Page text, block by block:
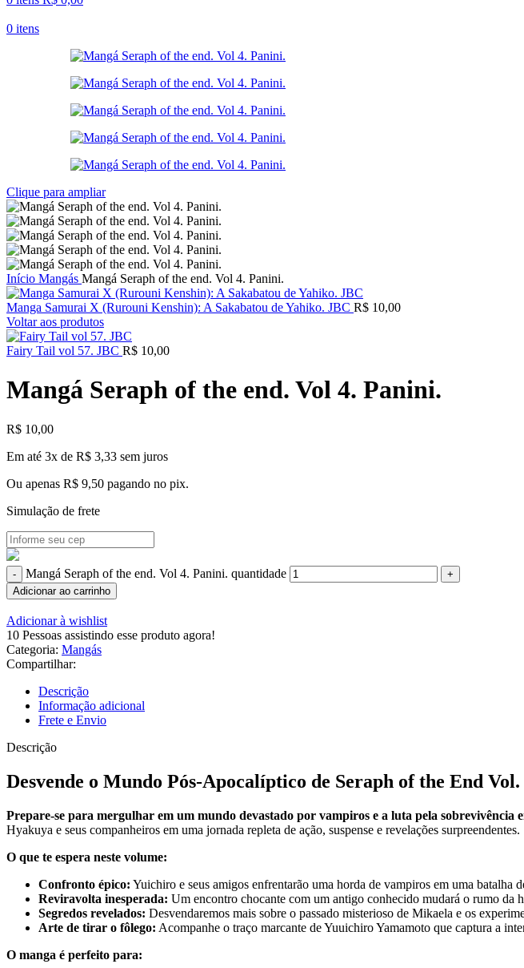
0 itens
Clique para ampliar
Início Mangás Mangá Seraph of the end. Vol 4. Panini.
Manga Samurai X (Rurouni Kenshin): A Sakabatou de Yahiko. JBC R$ 10,00
Voltar aos produtos
Fairy Tail vol 57. JBC R$ 10,00
Mangá Seraph of the end. Vol 4. Panini.
R$ 10,00
Em até 3x de R$ 3,33 sem juros
Ou apenas R$ 9,50 pagando no pix.
Simulação de frete
Mangá Seraph of the end. Vol 4. Panini. quantidade
Adicionar ao carrinho
Adicionar à wishlist
10 Pessoas assistindo esse produto agora!
Categoria: Mangás
Compartilhar:
Descrição
Informação adicional
Frete e Envio
Descrição
Desvende o Mundo Pós-Apocalíptico de Seraph of the End
Prepare-se para mergulhar em um mundo devastado por vampiros e a luta pela sobrevivência
Hyakuya e seus companheiros em uma jornada repleta de ação, suspense e revelações surpreendentes.
O que te espera neste volume:
Confronto épico: Yuichiro e seus amigos enfrentarão uma horda de vampiros em uma batalha
Reviravolta inesperada: Um encontro chocante com um antigo conhecido mudará o rumo da
Segredos revelados: Desvendaremos mais sobre o passado misterioso de Mikaela e os
Arte de tirar o fôlego: Acompanhe o traço marcante de Yuuichiro Yamamoto que captura a
O manga é perfeito para: